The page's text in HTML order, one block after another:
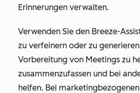
Erinnerungen verwalten.
Verwenden Sie den Breeze-
zu verfeinern oder zu
Vorbereitung von Meetings zu
zusammenzufassen und bei
helfen. Bei